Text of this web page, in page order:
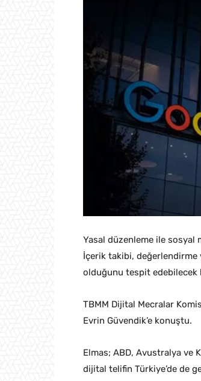
Yasal düzenleme ile sosyal
İçerik takibi, değerlendirme
olduğunu tespit edebilecek
TBMM Dijital Mecralar
Evrin Güvendik’e konuştu.
Elmas; ABD, Avustralya ve
dijital telifin Türkiye’de de